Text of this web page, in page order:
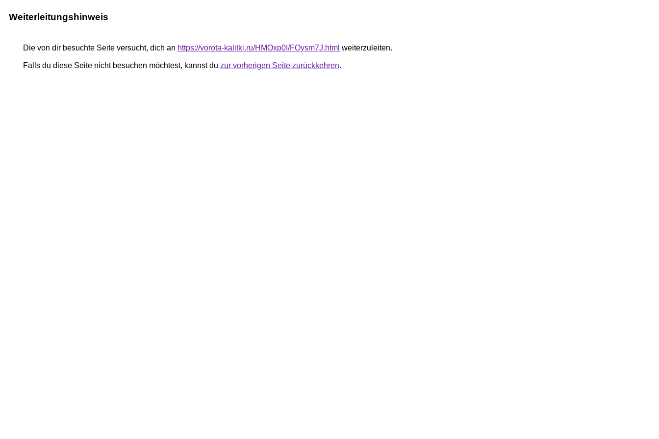
Weiterleitungshinweis
Die von dir besuchte Seite versucht, dich an https://vorota-kalitki.ru/HMOxp0I/FOysm7J.html weiterzuleiten.
Falls du diese Seite nicht besuchen möchtest, kannst du zur vorherigen Seite zurückkehren.